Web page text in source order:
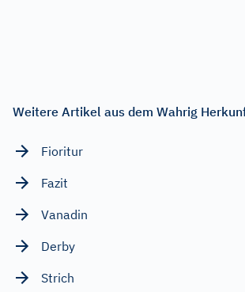
Weitere Artikel aus dem Wahrig
Fioritur
Fazit
Vanadin
Derby
Strich